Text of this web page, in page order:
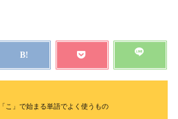
こ」で始まる単語でよく使うもの